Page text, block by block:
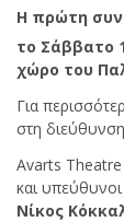
Η πρώτη
το Σάββατο 1
χώρο του
Για
στη
Avarts Theatre
και
Νίκος